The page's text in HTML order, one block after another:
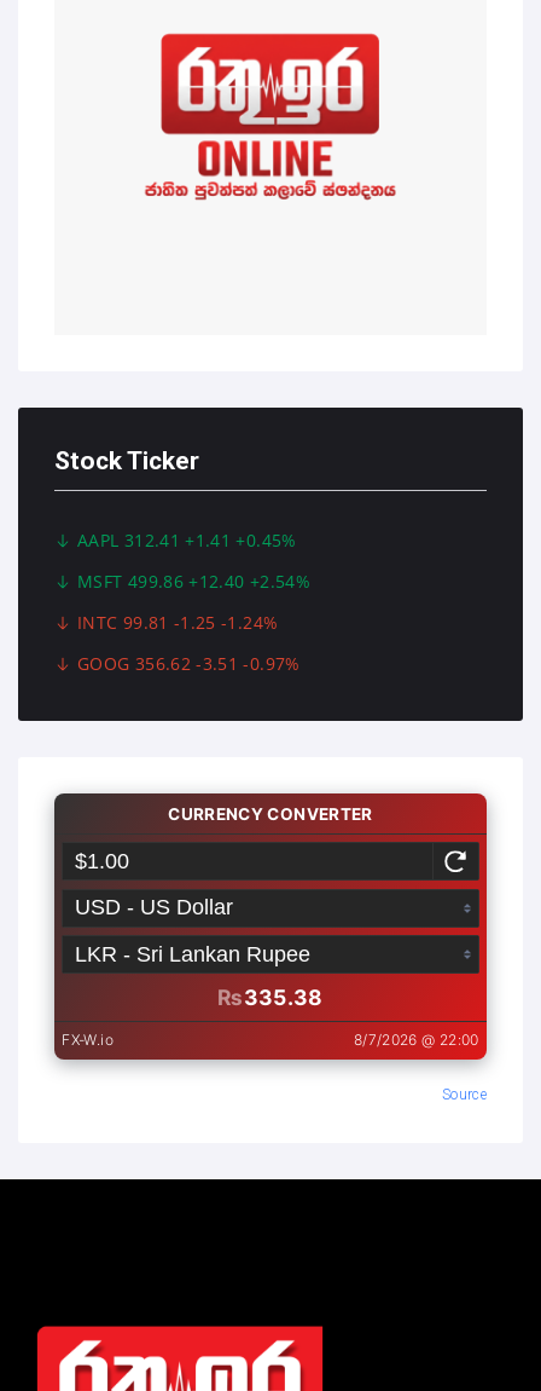
Stock Ticker
AAPL 312.41 +1.41 +0.45%
MSFT 499.86 +12.40 +2.54%
INTC 99.81 -1.25 -1.24%
GOOG 356.62 -3.51 -0.97%
Source